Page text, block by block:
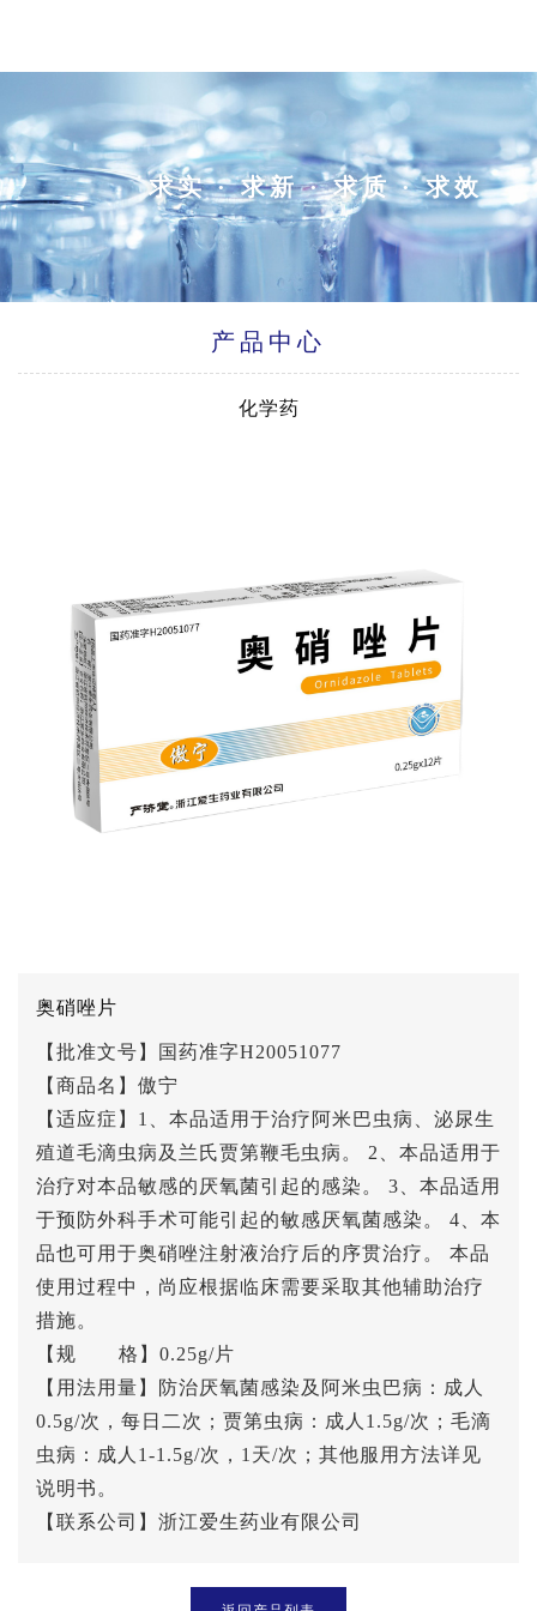
求实 · 求新 · 求质 · 求效
产品中心
化学药
奥硝唑片
【批准文号】国药准字H20051077
【商品名】傲宁
【适应症】1、本品适用于治疗阿米巴虫病、泌尿生
殖道毛滴虫病及兰氏贾第鞭毛虫病。 2、本品适用于
治疗对本品敏感的厌氧菌引起的感染。 3、本品适用
于预防外科手术可能引起的敏感厌氧菌感染。 4、本
品也可用于奥硝唑注射液治疗后的序贯治疗。 本品
使用过程中，尚应根据临床需要采取其他辅助治疗
措施。
【规 格】0.25g/片
【用法用量】防治厌氧菌感染及阿米虫巴病：成人
0.5g/次，每日二次；贾第虫病：成人1.5g/次；毛滴
虫病：成人1-1.5g/次，1天/次；其他服用方法详见
说明书。
【联系公司】浙江爱生药业有限公司